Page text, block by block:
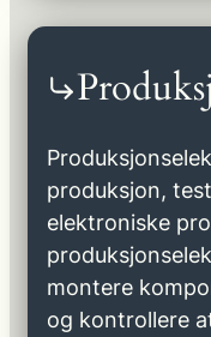
produksjon,
elektroniske
montere
og kontrollere